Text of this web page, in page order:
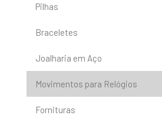
Pilhas
Braceletes
Joalharia em Aço
Movimentos para Relógios
Fornituras